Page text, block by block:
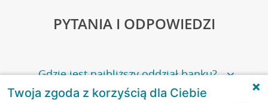
PYTANIA I ODPOWIEDZI
Gdzie jest najbliższy oddział banku?
Twoja zgoda z korzyścią dla Ciebie